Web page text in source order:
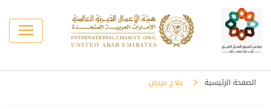
الصفحة الرئيسية علاج مريض